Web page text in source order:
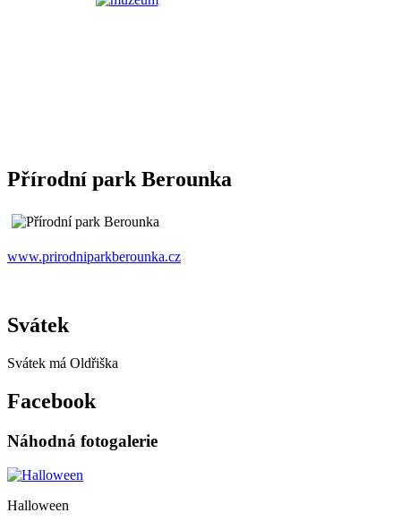
Přírodní park Berounka
www.prirodniparkberounka.cz
Svátek
Svátek má Oldřiška
Facebook
Náhodná fotogalerie
Halloween